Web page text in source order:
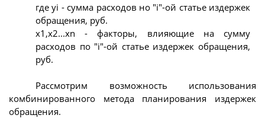
где yi - сумма расходов но "i"-ой статье издержек
обращения, руб.
x1,x2...xn - факторы, влияющие на сумму
расходов по "i"-ой статье издержек обращения,
руб.
Рассмотрим возможность использования
комбинированного метода планирования издержек
обращения.